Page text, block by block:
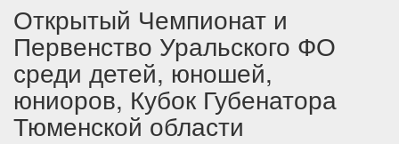
Открытый Чемпионат и
Первенство Уральского ФО
среди детей, юношей,
юниоров, Кубок Губенатора
Тюменской области